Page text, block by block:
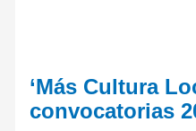
‘Más Cultura
convocatorias